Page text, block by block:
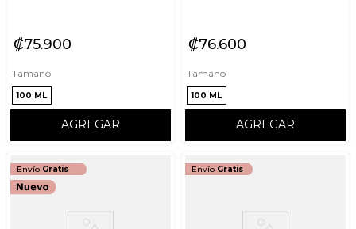
₡75900
Tamaño
100 ML
AGREGAR
₡76600
Tamaño
100 ML
AGREGAR
Envío Gratis Envío Gratis